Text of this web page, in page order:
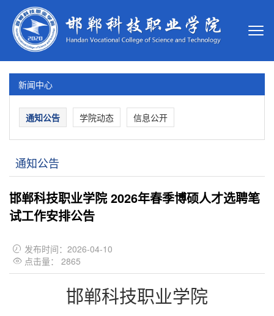
新闻中心
通知公告 学院动态 信息公开
通知公告
邯郸科技职业学院 2026年春季博硕人才选聘笔
试工作安排公告
 发布时间：2026-04-10
 点击量： 2865
邯郸科技职业学院